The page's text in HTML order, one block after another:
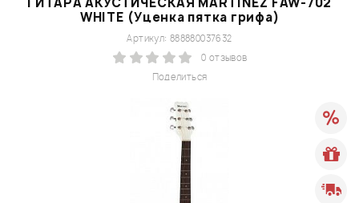
WHITE (Уценка пятка грифа)
Поделиться
Артикул: 888880037632
0 отзывов